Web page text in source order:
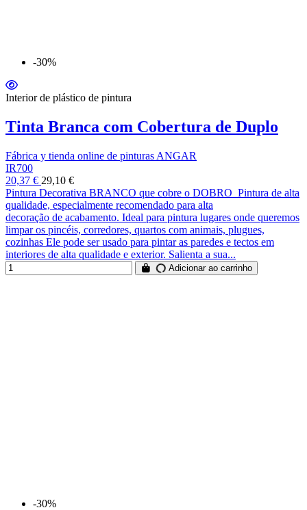
-30%
Interior de plástico de pintura
Tinta Branca com Cobertura de Duplo
Fábrica y tienda online de pinturas ANGAR
IR700
20,37 € 29,10 €
Pintura Decorativa BRANCO que cobre o DOBRO Pintura de alta
qualidade, especialmente recomendado para alta
decoração de acabamento. Ideal para pintura lugares onde queremos
limpar os pincéis, corredores, quartos com animais, plugues,
cozinhas Ele pode ser usado para pintar as paredes e tectos em
interiores de alta qualidade e exterior. Salienta a sua...
Adicionar ao carrinho
-30%